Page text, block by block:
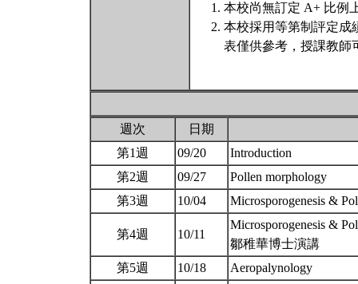
本校尚無訂定 A+ 比例
本校採用等第制評定成
表僅供參考，授課教師
週次
日期
第1週
09/20
Introduction
第2週
09/27
Pollen morphology
第3週
10/04 Microsporogenesis &
第4週 10/11
Microsporogenesis &
鄒稚華博士演講
第5週
10/18 Aeropalynology